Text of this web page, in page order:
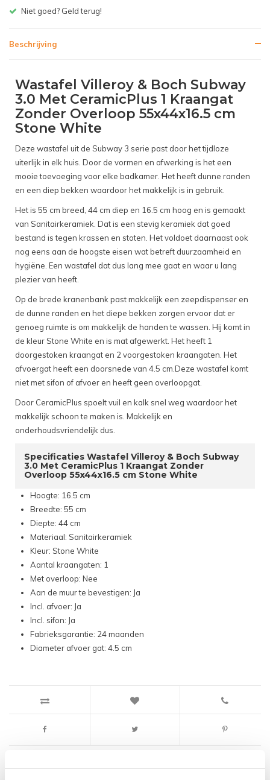
Gratis bezorgen v.a. € 150,- (NL)
Beschrijving
Wastafel Villeroy & Boch Subway
3.0 Met CeramicPlus 1 Kraangat
Zonder Overloop 55x44x16.5 cm
Stone White
Deze wastafel uit de Subway 3 serie past door het tijdloze
uiterlijk in elk huis. Door de vormen en afwerking is het een
mooie toevoeging voor elke badkamer. Het heeft dunne randen
en een diep bekken waardoor het makkelijk is in gebruik.
Het is 55 cm breed, 44 cm diep en 16.5 cm hoog en is gemaakt
van Sanitairkeramiek. Dat is een stevig keramiek dat goed
bestand is tegen krassen en stoten. Het voldoet daarnaast ook
nog eens aan de hoogste eisen wat betreft duurzaamheid en
hygiëne. Een wastafel dat dus lang mee gaat en waar u lang
plezier van heeft.
Op de brede kranenbank past makkelijk een zeepdispenser en
de dunne randen en het diepe bekken zorgen ervoor dat er
genoeg ruimte is om makkelijk de handen te wassen. Hij komt in
de kleur Stone White en is mat afgewerkt. Het heeft 1
doorgestoken kraangat en 2 voorgestoken kraangaten. Het
afvoergat heeft een doorsnede van 4.5 cm.Deze wastafel komt
niet met sifon of afvoer en heeft geen overloopgat.
Door CeramicPlus spoelt vuil en kalk snel weg waardoor het
makkelijk schoon te maken is. Makkelijk en
onderhoudsvriendelijk dus.
Specificaties Wastafel Villeroy & Boch Subway
3.0 Met CeramicPlus 1 Kraangat Zonder
Overloop 55x44x16.5 cm Stone White
Hoogte: 16.5 cm
Breedte: 55 cm
Diepte: 44 cm
Materiaal: Sanitairkeramiek
Kleur: Stone White
Aantal kraangaten: 1
Met overloop: Nee
Aan de muur te bevestigen: Ja
Incl. afvoer: Ja
Incl. sifon: Ja
Fabrieksgarantie: 24 maanden
Diameter afvoer gat: 4.5 cm